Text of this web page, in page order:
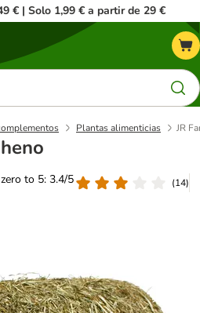
€ | Solo 1,99 € a partir de 29 €
Plantas alimenticias JR
to 5: 3.4/5
(14)